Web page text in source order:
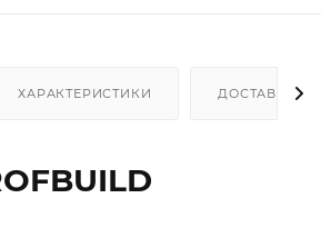
ХАРАКТЕРИСТИКИ ДОСТАВКА